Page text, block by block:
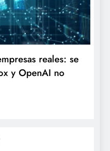
reales: se
y OpenAI no